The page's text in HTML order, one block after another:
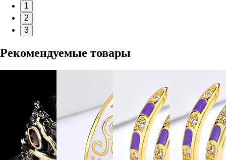
1
2
3
Рекомендуемые товары